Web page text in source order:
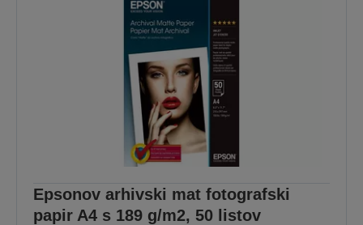
Epsonov arhivski mat fotografski
papir A4 s 189 g/m2, 50 listov